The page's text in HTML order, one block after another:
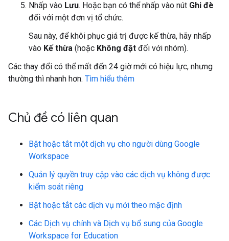
Nhấp vào Lưu. Hoặc bạn có thể nhấp vào nút Ghi đè
đối với một đơn vị tổ chức.
Sau này, để khôi phục giá trị được kế thừa, hãy nhấp
vào Kế thừa (hoặc Không đặt đối với nhóm).
Các thay đổi có thể mất đến 24 giờ mới có hiệu lực, nhưng
thường thì nhanh hơn. Tìm hiểu thêm
Chủ đề có liên quan
Bật hoặc tắt một dịch vụ cho người dùng Google
Workspace
Quản lý quyền truy cập vào các dịch vụ không được
kiểm soát riêng
Bật hoặc tắt các dịch vụ mới theo mặc định
Các Dịch vụ chính và Dịch vụ bổ sung của Google
Workspace for Education